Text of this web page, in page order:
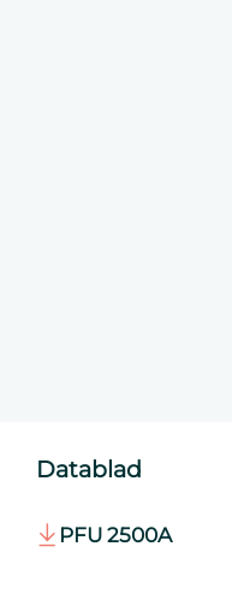
Datablad
PFU 2500A